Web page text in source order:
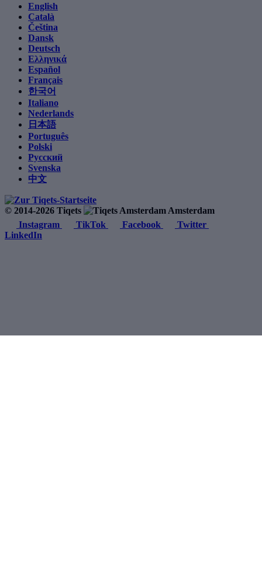
English
Català
Čeština
Dansk
Deutsch
Ελληνικά
Español
Français
한국어
Italiano
Nederlands
日本語
Português
Polski
Русский
Svenska
中文
© 2014-2026 Tiqets
Amsterdam
Instagram
TikTok Facebook
Twitter
LinkedIn